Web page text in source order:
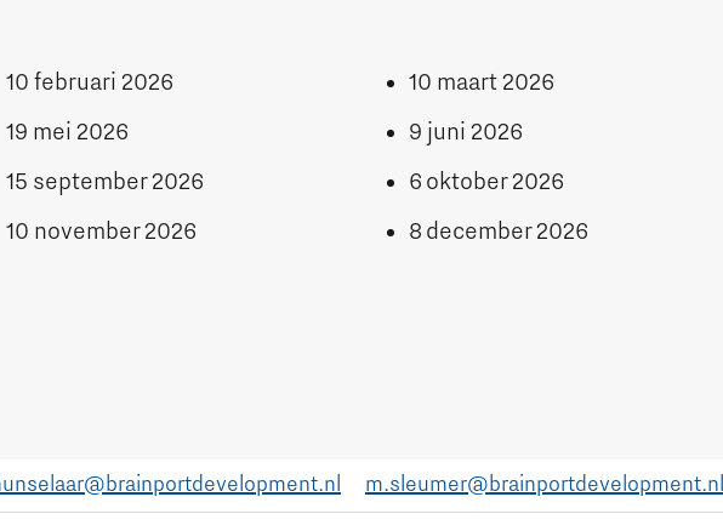
10 februari 2026
19 mei 2026
15 september 2026
10 november 2026
10 maart 2026
9 juni 2026
6 oktober 2026
8 december 2026
m.sleumer@brainportdevelopment.nl